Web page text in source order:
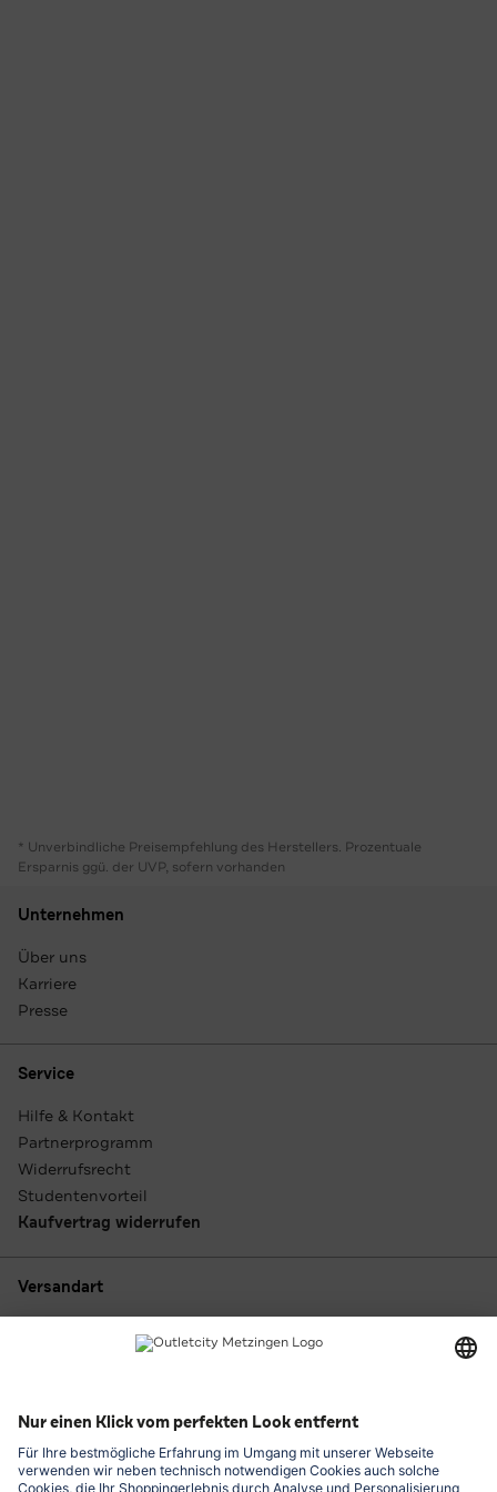
* Unverbindliche Preisempfehlung des Herstellers. Prozentuale
Ersparnis ggü. der UVP, sofern vorhanden
Unternehmen
Über uns
Karriere
Presse
Service
Hilfe & Kontakt
Partnerprogramm
Widerrufsrecht
Studentenvorteil
Kaufvertrag widerrufen
Versandart